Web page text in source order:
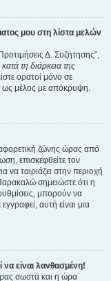
μου στη λίστα μελών
Δ. Συζήτησης”,
τη διάρκεια της
ορατοί μόνο σε
ως μέλος με απόκρυψη.
ζώνης ώρας από
επισκεφθείτε τον
να ταιριάζει στην περιοχή
σημειώστε ότι η
μπορούν να
αυτή είναι μια
είναι λανθασμένη!
σωστά και η ώρα